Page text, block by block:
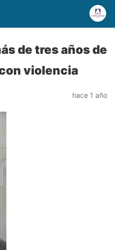
de tres años de
violencia
hace 1 año